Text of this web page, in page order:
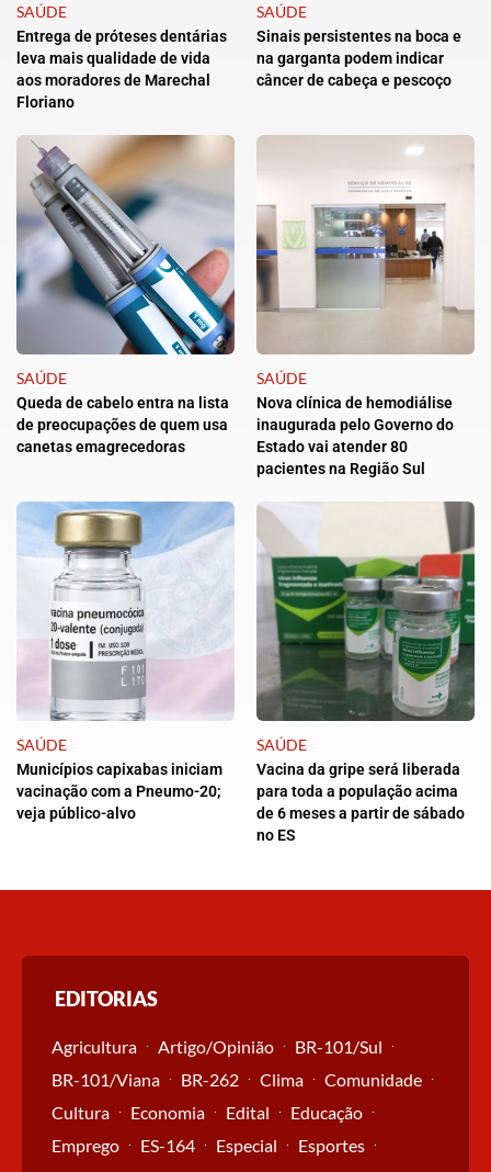
SAÚDE
Entrega de próteses dentárias
leva mais qualidade de vida
aos moradores de Marechal
Floriano
SAÚDE
Sinais persistentes na boca e
na garganta podem indicar
câncer de cabeça e pescoço
SAÚDE
Queda de cabelo entra na lista
de preocupações de quem usa
canetas emagrecedoras
SAÚDE
Nova clínica de hemodiálise
inaugurada pelo Governo do
Estado vai atender 80
pacientes na Região Sul
SAÚDE
Municípios capixabas iniciam
vacinação com a Pneumo-20;
veja público-alvo
SAÚDE
Vacina da gripe será liberada
para toda a população acima
de 6 meses a partir de sábado
no ES
EDITORIAS
Agricultura Artigo/Opinião
BR-101/Sul
BR-101/Viana
BR-262 Clima
Comunidade
Cultura
Economia Edital
Educação
Emprego
ES-164 Especial
Esportes